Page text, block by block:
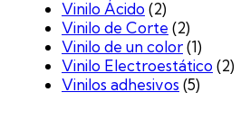
Vinilo Ácido (2)
Vinilo de Corte (2)
Vinilo de un color(1)
Vinilo Electroestático (2)
Vinilos adhesivos (5)